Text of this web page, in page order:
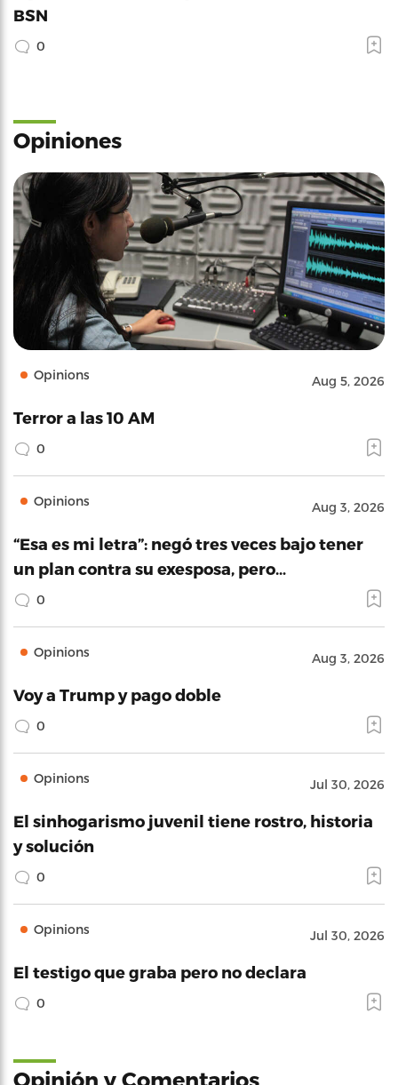
BSN
0
Opiniones
Opinions Aug 5, 2026
Terror a las 10 AM
0
Opinions Aug 3, 2026
“Esa es mi letra”: negó tres veces bajo tener
un plan contra su exesposa, pero…
0
Opinions Aug 3, 2026
Voy a Trump y pago doble
0
Opinions Jul 30, 2026
El sinhogarismo juvenil tiene rostro, historia
y solución
0
Opinions Jul 30, 2026
El testigo que graba pero no declara
0
Opinión y Comentarios